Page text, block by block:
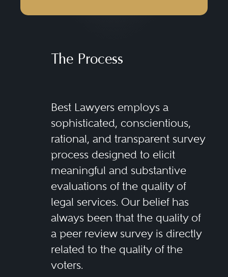
The Process
Best Lawyers employs a
sophisticated, conscientious,
rational, and transparent survey
process designed to elicit
meaningful and substantive
evaluations of the quality of
legal services. Our belief has
always been that the quality of
a peer review survey is directly
related to the quality of the
voters.